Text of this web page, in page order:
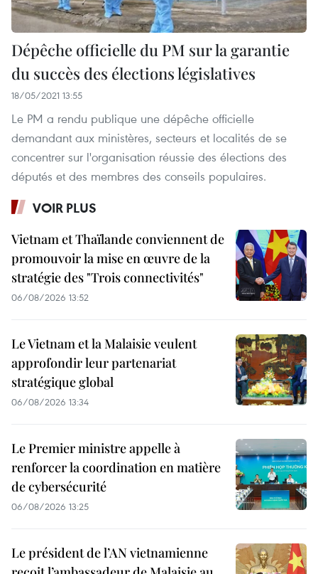
Dépêche officielle du PM sur la garantie
du succès des élections législatives
18/05/2021 13:55
Le PM a rendu publique une dépêche officielle
demandant aux ministères, secteurs et localités de se
concentrer sur l'organisation réussie des élections des
députés et des membres des conseils populaires.
VOIR PLUS
Vietnam et Thaïlande conviennent de
promouvoir la mise en œuvre de la
stratégie des "Trois connectivités"
06/08/2026 13:52
Le Vietnam et la Malaisie veulent
approfondir leur partenariat
stratégique global
06/08/2026 13:34
Le Premier ministre appelle à
renforcer la coordination en matière
de cybersécurité
06/08/2026 13:25
Le président de l’AN vietnamienne